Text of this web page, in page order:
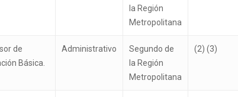
la Región
Metropolitana
de
Básica.
Administrativo
Segundo de
la Región
Metropolitana
(2) (3)